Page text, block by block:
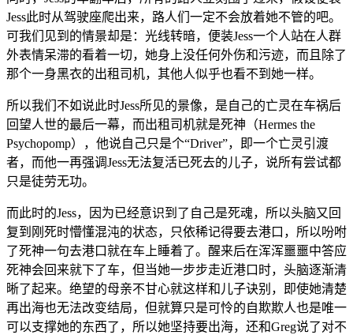
Jess此时从驾驶座爬出来，路人们一定不会放着她不管的吧。
可我们见到的情景却是：光线转暗，便装Jess一个人站在人群
外表情呆滞的看着一切，她身上没任何外伤和污迹，而且除了
那个一身黑衣的出租司机，其他人似乎也看不到她一样。
所以我们不如说此时Jess所见的景像，是自己的亡灵在车祸后
回望人世的最后一幕，而出租司机就是死神（Hermes the
Psychopomp），他说自己只是个“Driver”，即一个亡灵引渡
者，而他一再强调Jess无法复活已死去的儿子，说所有尝试都
只是徒劳无功。
而此时的Jess，因为已经意识到了自己是死魂，所以头脑又回
复到刚死时懵懂混沌的状态，只依稀记得要去港口，所以吩咐
了死神一句去港口就在车上睡着了。醒来后在浑浑噩噩中答应
死神会回来就下了车，但当她一步步走近港口时，头脑逐渐清
晰了起来。绝望的母亲不甘心就这样和儿子诀别，即使她清楚
再出海也无法改变结局，但就算只是可怜的自欺欺人也是唯一
可以支撑她的东西了，所以她坚持要出海，还和Greg说了对不